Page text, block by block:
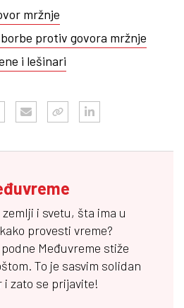
mržnje
protiv govora mržnje
i lešinari
i svetu, šta ima u
provesti vreme?
Međuvreme stiže
To je sasvim solidan
i zato se prijavite!